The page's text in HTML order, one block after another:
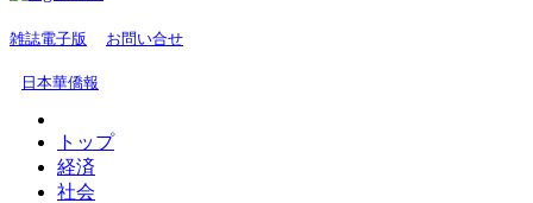
雑誌電子版 お問い合せ
日本華僑報
トップ
経済
社会